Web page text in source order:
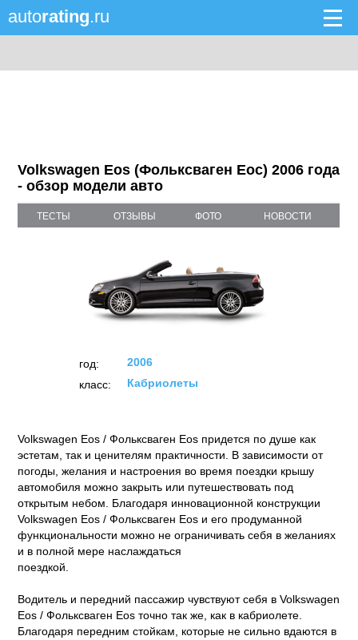
autorating.ru
Volkswagen Eos (Фольксваген Еос) 2006 года
- обзор модели авто
ТЕСТЫ ОТЗЫВЫ ФОТО НОВОСТИ
год:
2006
класс:
Кабриолеты
Volkswagen Eos / Фольксваген Eos придется по душе как
эстетам, так и ценителям практичности. В зависимости от
погоды, желания и настроения во время поездки крышу
автомобиля можно закрыть или путешествовать под
открытым небом. Благодаря инновационной конструкции
Volkswagen Eos / Фольксваген Eos и его продуманной
функциональности можно не ограничивать себя в желаниях
и в полной мере наслаждаться
поездкой.
Водитель и передний пассажир чувствуют себя в Volkswagen
Eos / Фольксваген Eos точно так же, как в кабриолете.
Благодаря передним стойкам, которые не сильно вдаются в